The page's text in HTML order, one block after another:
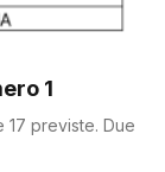
1
previste. Due